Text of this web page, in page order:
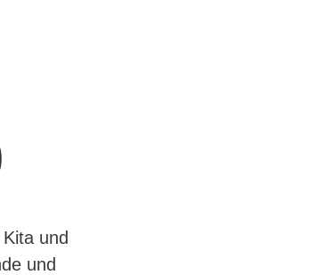
und
und